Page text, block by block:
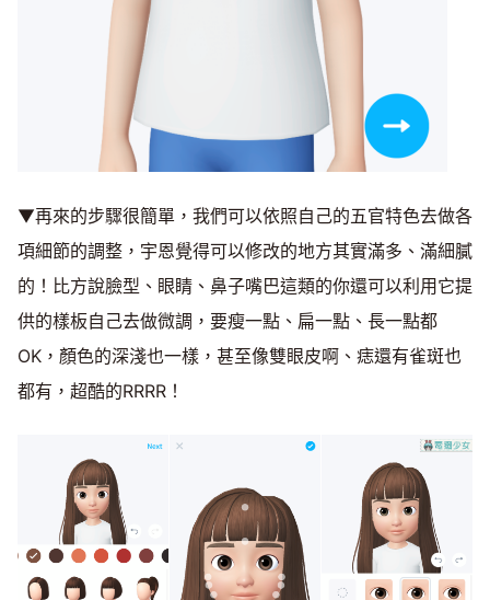
▼再來的步驟很簡單，我們可以依照自己的五官特色去做各
項細節的調整，宇恩覺得可以修改的地方其實滿多、滿細膩
的！比方說臉型、眼睛、鼻子嘴巴這類的你還可以利用它提
供的樣板自己去做微調，要瘦一點、扁一點、長一點都
OK，顏色的深淺也一樣，甚至像雙眼皮啊、痣還有雀斑也
都有，超酷的RRRR！